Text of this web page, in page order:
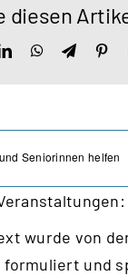
diesen
LinkedInWhatsApp
Seniorinnen helfen
wurde von
formuliert und